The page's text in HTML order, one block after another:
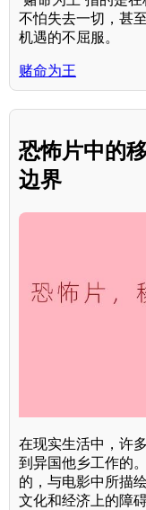
不怕失去一切，甚
机遇的不屈服。
赌命为王
恐怖片中的
边界
在现实生活中，许
到异国他乡工作的
的，与电影中所描
文化和经济上的障